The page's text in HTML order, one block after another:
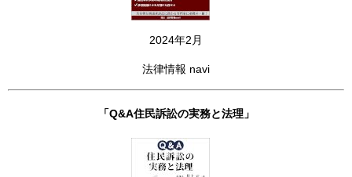
2024年2月
法律情報 navi
「Q&A住民訴訟の実務と法理」